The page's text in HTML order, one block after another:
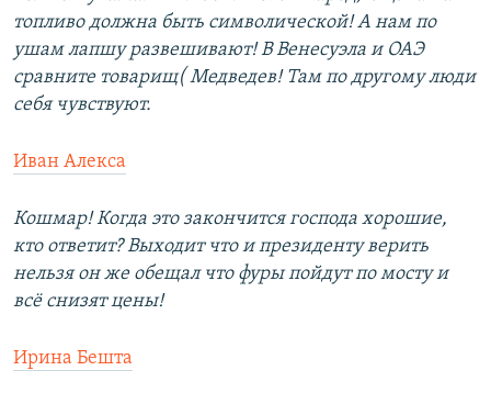
топливо должна быть символической! А нам по
ушам лапшу развешивают! В Венесуэла и ОАЭ
сравните товарищ( Медведев! Там по другому люди
себя чувствуют.
Иван Алекса
Кошмар! Когда это закончится господа хорошие,
кто ответит? Выходит что и президенту верить
нельзя он же обещал что фуры пойдут по мосту и
всё снизят цены!
Ирина Бешта